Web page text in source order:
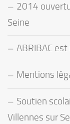
2014
Seine
ABRIBAC
Mentions
Soutien
Villennes sur